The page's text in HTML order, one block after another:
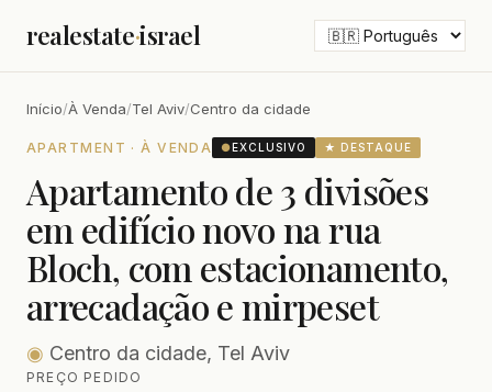
realestate·israel
Início/À Venda/Tel Aviv/Centro da cidade
APARTMENT · À VENDA ●EXCLUSIVO ★ DESTAQUE
Apartamento de 3 divisões
em edifício novo na rua
Bloch, com estacionamento,
arrecadação e mirpeset
◉ Centro da cidade, Tel Aviv
PREÇO PEDIDO